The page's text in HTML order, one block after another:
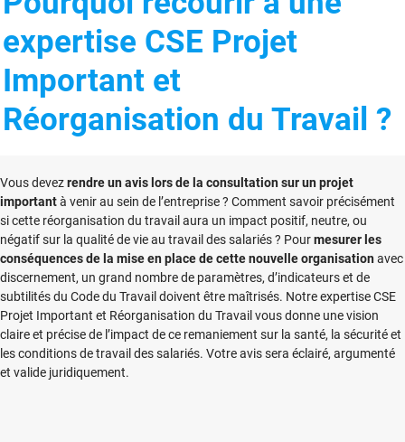
expertise CSE Projet
Important et
Réorganisation du Travail ?
Vous devezrendre un avis lors de la consultation sur un projet
importantà venir au sein de l’entreprise ? Comment savoir précisément
si cette réorganisation du travail aura un impact positif, neutre, ou
négatif sur la qualité de vie au travail des salariés ? Pourmesurer les
conséquences de la mise en place de cette nouvelle organisationavec
discernement, un grand nombre de paramètres, d’indicateurs et de
subtilités du Code du Travail doivent être maîtrisés. Notre expertise CSE
Projet Important et Réorganisation du Travail vous donne une vision
claire et précise de l’impact de ce remaniement sur la santé, la sécurité et
les conditions de travail des salariés. Votre avis sera éclairé, argumenté
et valide juridiquement.